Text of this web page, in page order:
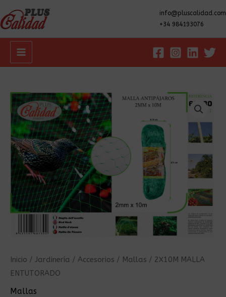
info@pluscalidad.com
+34 984193076
Main
Inicio / Jardinería / Accesorios / Mallas / 2X10M MALLA
ENTUTORADO
Mallas